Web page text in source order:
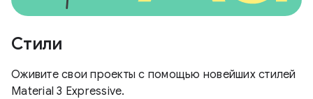
Стили
Оживите свои проекты с помощью новейших стилей
Material 3 Expressive.